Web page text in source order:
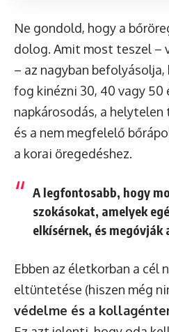
Ne gondold, hogy a
dolog. Amit most teszel –
– az nagyban
fog kinézni 30, 40 vagy 50
napkárosodás, a
és a nem megfelelő
a korai öregedéshez.
A legfontosabb, hogy
szokásokat, amelyek
elkísérnek, és
Ebben az életkorban a cél
eltüntetése (hiszen még
védelme és a